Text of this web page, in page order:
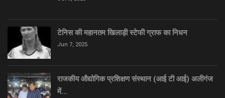
टेनिस की महानतम खिलाड़ी स्टेफी ग्राफ का निधन
Jun 7, 2025
राजकीय औद्योगिक प्रशिक्षण संस्थान (आई टी आई) अलीगंज
में…